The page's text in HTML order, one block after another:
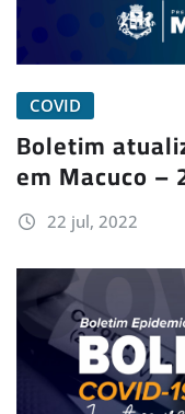
COVID
Boletim
em Macuco
22 jul, 2022